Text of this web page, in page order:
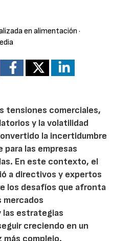
en alimentación ·
tensiones comerciales,
y la volatilidad
la incertidumbre
las empresas
En este contexto, el
a directivos y expertos
los desafíos que afronta
mercados
las estrategias
creciendo en un
más complejo.